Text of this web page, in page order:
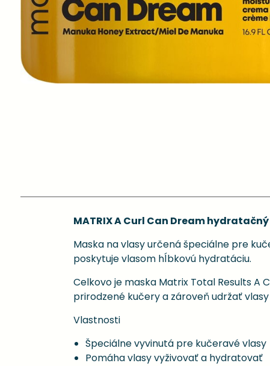
MATRIX A Curl Can Dream
Maska na vlasy určená špeciálne pre
poskytuje vlasom hĺbkovú hydratáciu.
Celkovo je maska Matrix Total Results A
prirodzené kučery a zároveň udržať
Vlastnosti
Špeciálne vyvinutá pre kučeravé vlasy
Pomáha vlasy vyživovať a hydratovať